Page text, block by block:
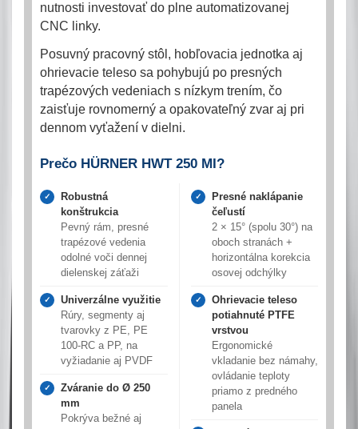
nutnosti investovať do plne automatizovanej
CNC linky.
Posuvný pracovný stôl, hobľovacia jednotka aj
ohrievacie teleso sa pohybujú po presných
trapézových vedeniach s nízkym trením, čo
zaisťuje rovnomerný a opakovateľný zvar aj pri
dennom vyťažení v dielni.
Prečo HÜRNER HWT 250 MI?
✓
Robustná
konštrukcia
Pevný rám, presné
trapézové vedenia
odolné voči dennej
dielenskej záťaži
✓
Univerzálne využitie
Rúry, segmenty aj
tvarovky z PE, PE
100-RC a PP, na
vyžiadanie aj PVDF
✓
Zváranie do Ø 250
mm
Pokrýva bežné aj
✓
Presné naklápanie
čeľustí
2 × 15° (spolu 30°) na
oboch stranách +
horizontálna korekcia
osovej odchýlky
✓
Ohrievacie teleso
potiahnuté PTFE
vrstvou
Ergonomické
vkladanie bez námahy,
ovládanie teploty
priamo z predného
panela